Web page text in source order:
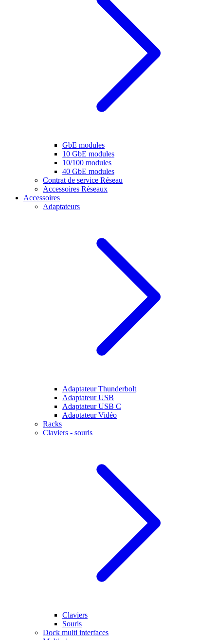
GbE modules
10 GbE modules
10/100 modules
40 GbE modules
Contrat de service Réseau
Accessoires Réseaux
Accessoires
Adaptateurs
Adaptateur Thunderbolt
Adaptateur USB
Adaptateur USB C
Adaptateur Vidéo
Racks
Claviers - souris
Claviers
Souris
Dock multi interfaces